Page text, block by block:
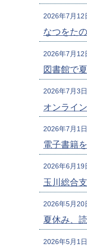
2026年7月12
なつをた
2026年7月12
図書館で
2026年7月3日
オンライ
2026年7月1日
電子書籍
2026年6月19
玉川総合
2026年5月20
夏休み、
2026年5月1日